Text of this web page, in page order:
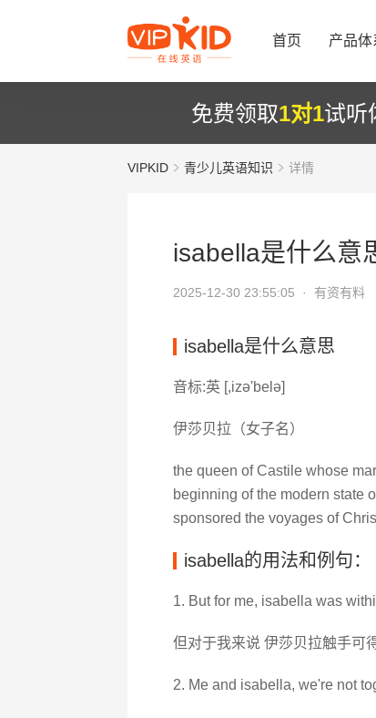
首页 产品体
免费领取1对1试听
VIPKID 青少儿英语知识 详情
isabella是什么意
2025-12-30 23:55:05 · 有资有料
isabella是什么意思
音标:英 [,izә'belә]
伊莎贝拉（女子名）
the queen of Castile whose
beginning of the modern state
sponsored the voyages of
isabella的用法和例句：
1. But for me, isabella was
但对于我来说 伊莎贝拉触手可
2. Me and isabella, we're not